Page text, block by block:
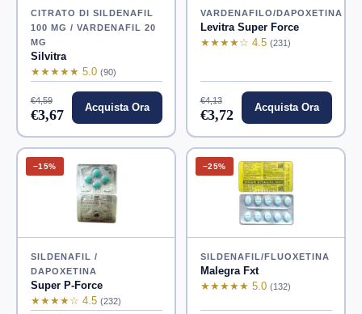
CITRATO DI SILDENAFIL
100 MG / VARDENAFIL 20
MG
Silvitra
★★★★★ 5.0 (90)
€4,59
€3,67 Acquista Ora
VARDENAFILO/DAPOXETINA
Levitra Super Force
★★★★☆ 4.5 (231)
€4,13
€3,72 Acquista Ora
−15%
SILDENAFIL /
DAPOXETINA
Super P-Force
★★★★☆ 4.5 (232)
−25%
SILDENAFIL/FLUOXETINA
Malegra Fxt
★★★★★ 5.0 (132)